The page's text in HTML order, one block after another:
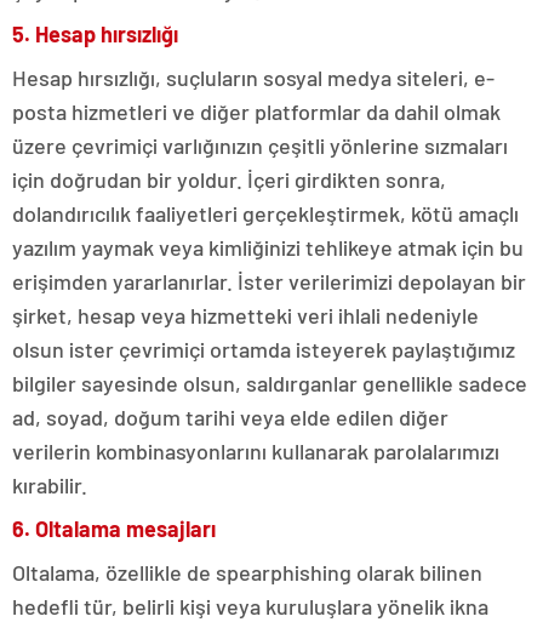
5. Hesap hırsızlığı
Hesap hırsızlığı, suçluların sosyal medya siteleri, e-
posta hizmetleri ve diğer platformlar da dahil olmak
üzere çevrimiçi varlığınızın çeşitli yönlerine sızmaları
için doğrudan bir yoldur. İçeri girdikten sonra,
dolandırıcılık faaliyetleri gerçekleştirmek, kötü amaçlı
yazılım yaymak veya kimliğinizi tehlikeye atmak için bu
erişimden yararlanırlar. İster verilerimizi depolayan bir
şirket, hesap veya hizmetteki veri ihlali nedeniyle
olsun ister çevrimiçi ortamda isteyerek paylaştığımız
bilgiler sayesinde olsun, saldırganlar genellikle sadece
ad, soyad, doğum tarihi veya elde edilen diğer
verilerin kombinasyonlarını kullanarak parolalarımızı
kırabilir.
6. Oltalama mesajları
Oltalama, özellikle de spearphishing olarak bilinen
hedefli tür, belirli kişi veya kuruluşlara yönelik ikna